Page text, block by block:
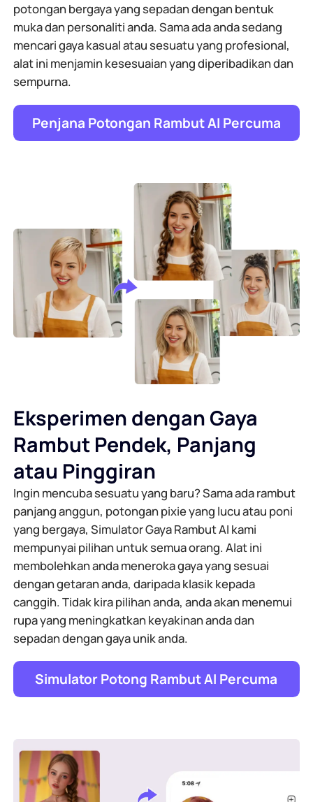
potongan bergaya yang sepadan dengan bentuk
muka dan personaliti anda. Sama ada anda sedang
mencari gaya kasual atau sesuatu yang profesional,
alat ini menjamin kesesuaian yang diperibadikan dan
sempurna.
Penjana Potongan Rambut AI Percuma
Eksperimen dengan Gaya
Rambut Pendek, Panjang
atau Pinggiran
Ingin mencuba sesuatu yang baru? Sama ada rambut
panjang anggun, potongan pixie yang lucu atau poni
yang bergaya, Simulator Gaya Rambut AI kami
mempunyai pilihan untuk semua orang. Alat ini
membolehkan anda meneroka gaya yang sesuai
dengan getaran anda, daripada klasik kepada
canggih. Tidak kira pilihan anda, anda akan menemui
rupa yang meningkatkan keyakinan anda dan
sepadan dengan gaya unik anda.
Simulator Potong Rambut AI Percuma